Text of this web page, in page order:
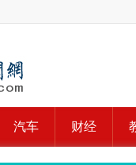
汽车 财经